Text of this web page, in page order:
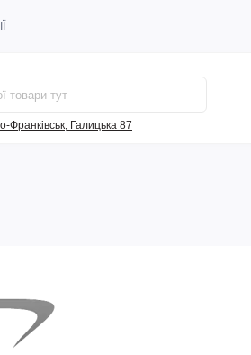
Франківськ, Галицька 87